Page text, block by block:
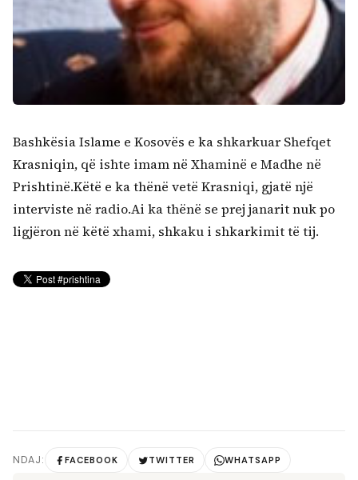
Bashkësia Islame e Kosovës e ka shkarkuar Shefqet
Krasniqin, që ishte imam në Xhaminë e Madhe në
Prishtinë.Këtë e ka thënë vetë Krasniqi, gjatë një
interviste në radio.Ai ka thënë se prej janarit nuk po
ligjëron në këtë xhami, shkaku i shkarkimit të tij.
NDAJ: FACEBOOK TWITTER WHATSAPP